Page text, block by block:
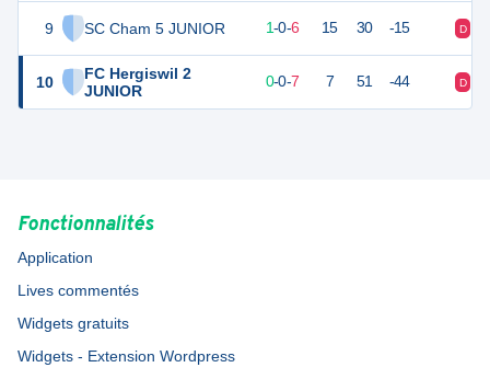
9 SC Cham 5 JUNIOR
10
FC Hergiswil 2
JUNIOR
3 1-0-6 15 30 -15 D
0-0-7 7 51 -44 D
Fonctionnalités
Application
Lives commentés
Widgets gratuits
Widgets - Extension Wordpress